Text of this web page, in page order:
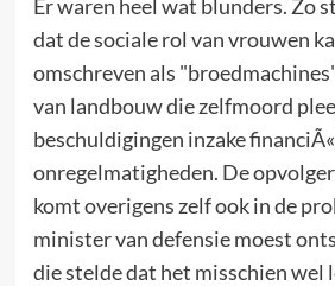
Er waren heel wat blunders. Zo
dat de sociale rol van vrouwen
omschreven als
van landbouw die zelfmoord
beschuldigingen inzake
onregelmatigheden. De
komt overigens zelf ook in de
minister van defensie moest
die stelde dat het misschien wel